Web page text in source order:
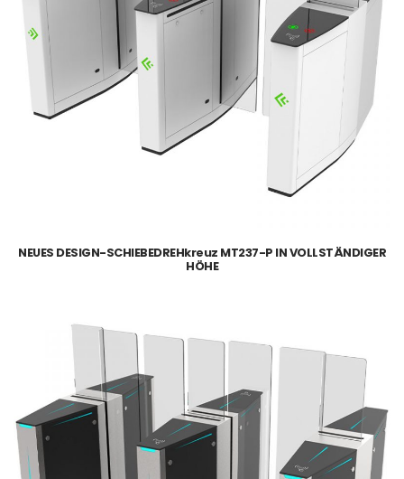
NEUES DESIGN-SCHIEBEDREHkreuz MT237-P IN VOLLSTÄNDIGER
HÖHE